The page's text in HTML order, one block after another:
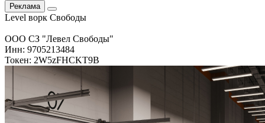
Реклама
Level ворк Свободы
ООО СЗ "Левел Свободы"
Инн: 9705213484
Токен: 2W5zFHCKT9B